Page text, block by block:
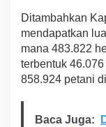
Ditambahkan
mendapatkan
mana 483.822
terbentuk
858.924 petani
Baca Juga: